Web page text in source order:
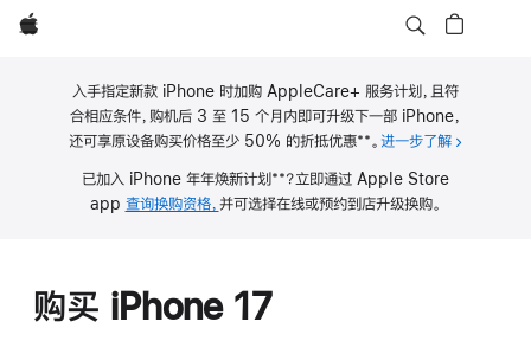
Apple
入手指定新款 iPhone 时加购 AppleCare+ 服务计划，且符
合相应条件，购机后 3 至 15 个月内即可升级下一部 iPhone，
还可享原设备购买价格至少 50% 的折抵优惠
注
**。 进一步了解关于
已加入 iPhone 年年焕新计划 **？立即通过 Apple Store
app 查询换购资格， 并可选择在线或预约到店升级换购。
购买 iPhone 17